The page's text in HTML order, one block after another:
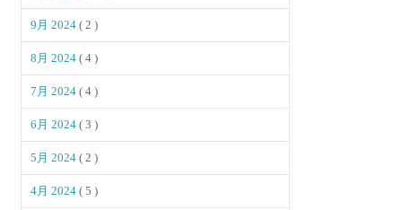
9月 2024( 2 )
8月 2024( 4 )
7月 2024( 4 )
6月 2024( 3 )
5月 2024( 2 )
4月 2024( 5 )